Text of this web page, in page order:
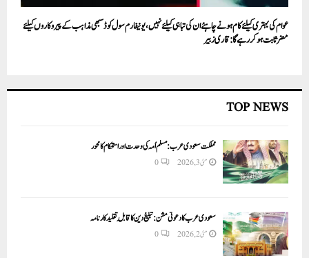
عوام کی بہتری کیلئے کام ہونے چاہئے ان کی تباہی کیلئے نہیں،یونیفارم سول کوڈ سبھی مذاہب کے پیروکاروں کیلئے
مضرثابت ہوکر رہے گا: قاری زبیر
TOP NEWS
مملکت سعودی عرب: مسلم اُمہ کی وحدت اور استحکام کا محور
مئی 3, 2026 0
سعودی عرب کا دعوتی مشن: تبلیغ دین کا قابلِ تقلید کارنامہ
مئی 2, 2026 0